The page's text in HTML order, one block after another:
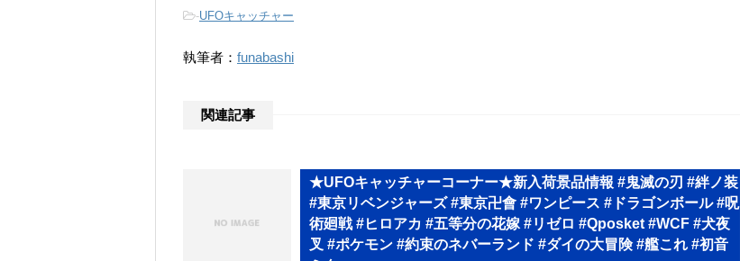
-UFOキャッチャー
執筆者： funabashi
関連記事
★UFOキャッチャーコーナー★新入荷景品情報 #鬼滅の刃 #絆ノ装
#東京リベンジャーズ #東京卍會 #ワンピース #ドラゴンボール #呪
術廻戦 #ヒロアカ #五等分の花嫁 #リゼロ #Qposket #WCF #犬夜
叉 #ポケモン #約束のネバーランド #ダイの大冒険 #艦これ #初音